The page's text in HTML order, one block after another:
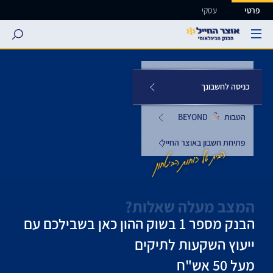
גישה ישירה לכפתור כניסה לחשבונך
פרטי עסקי
search
המצב מעלה שאלות?
הבנק מספר 1 בשוק ההון כאן בשבילכם עם
ייעוץ השקעות לתיקים
מעל 50 אש"ח
כניסה לחשבונך
הטבות &
פתיחת חשבון באוצר החייל